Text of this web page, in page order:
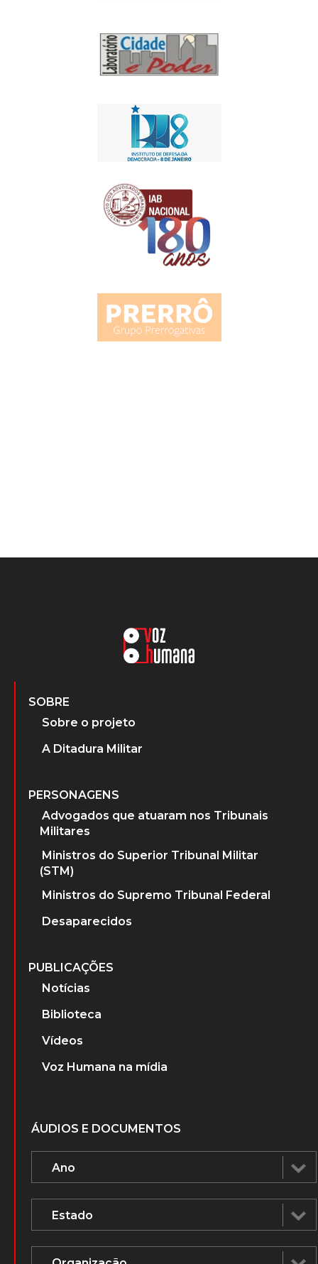
SOBRE
Sobre o projeto
A Ditadura Militar
PERSONAGENS
Advogados que atuaram nos Tribunais
Militares
Ministros do Superior Tribunal Militar
(STM)
Ministros do Supremo Tribunal Federal
Desaparecidos
PUBLICAÇÕES
Notícias
Biblioteca
Vídeos
Voz Humana na mídia
ÁUDIOS E DOCUMENTOS